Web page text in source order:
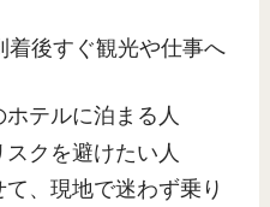
着後すぐ観光や仕事へ
テルに泊まる人
クを避けたい人
、現地で迷わず乗り